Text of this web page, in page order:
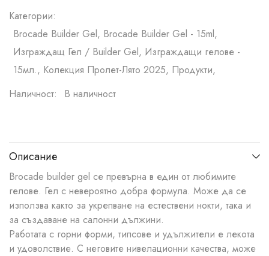
Категории:
Brocade Builder Gel, Brocade Builder Gel - 15ml,
Изграждащ Гел / Builder Gel, Изграждащи гелове -
15мл., Колекция Пролет-Лято 2025, Продукти,
Наличност:
В наличност
Описание
Brocade builder gel се превърна в един от любимите
гелове. Гел с невероятно добра формула. Може да се
използва както за укрепване на естествени нокти, така и
за създаване на салонни дължини.
Работата с горни форми, типсове и удължители е лекота
и удоволствие. С неговите нивелационни качества, може